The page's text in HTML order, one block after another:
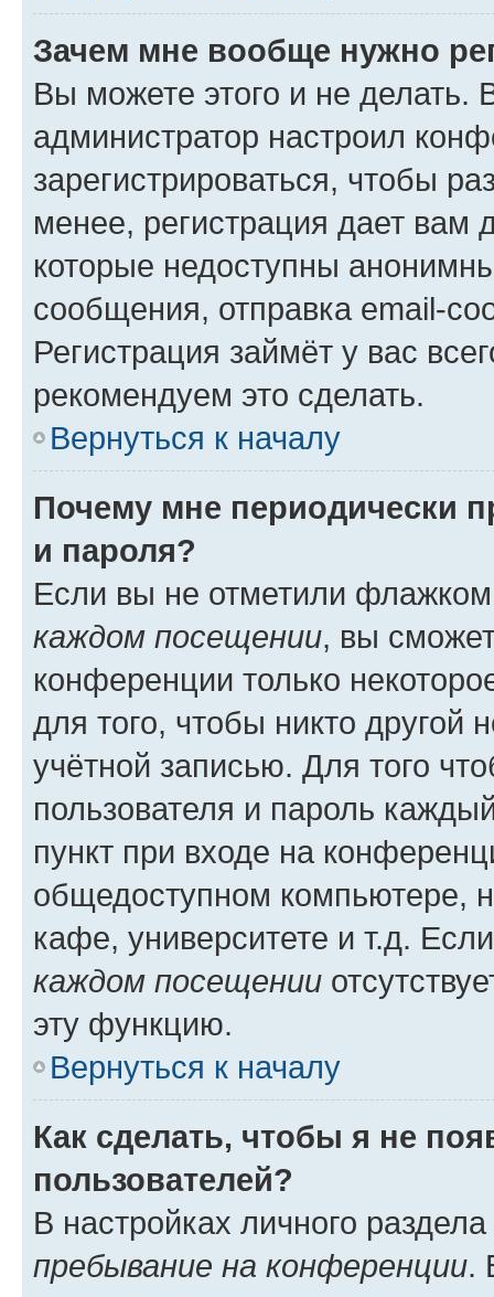
Зачем мне вообще нужно
Вы можете этого и не делать.
администратор настроил
зарегистрироваться, чтобы
менее, регистрация дает вам
которые недоступны
сообщения, отправка email-
Регистрация займёт у вас
рекомендуем это сделать.
Вернуться к началу
Почему мне периодически
и пароля?
Если вы не отметили
каждом посещении, вы
конференции только
для того, чтобы никто другой
учётной записью. Для того
пользователя и пароль
пункт при входе на
общедоступном компьютере,
кафе, университете и т.д.
каждом посещении
эту функцию.
Вернуться к началу
Как сделать, чтобы я не
пользователей?
В настройках личного
пребывание на конференции.